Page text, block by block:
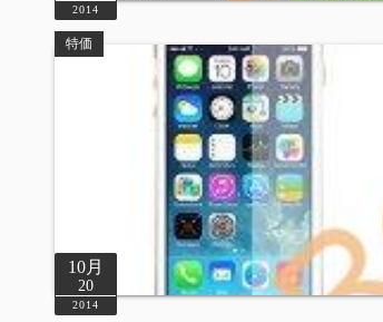
2014
特価
10月
20
2014